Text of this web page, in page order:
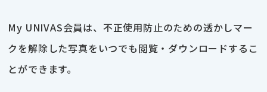
My UNIVAS会員は、不正使用防止のための透かしマー
クを解除した写真をいつでも閲覧・ダウンロードするこ
とができます。